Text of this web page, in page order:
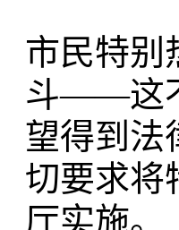
市民特别
斗——这
望得到法
切要求将
厅实施。